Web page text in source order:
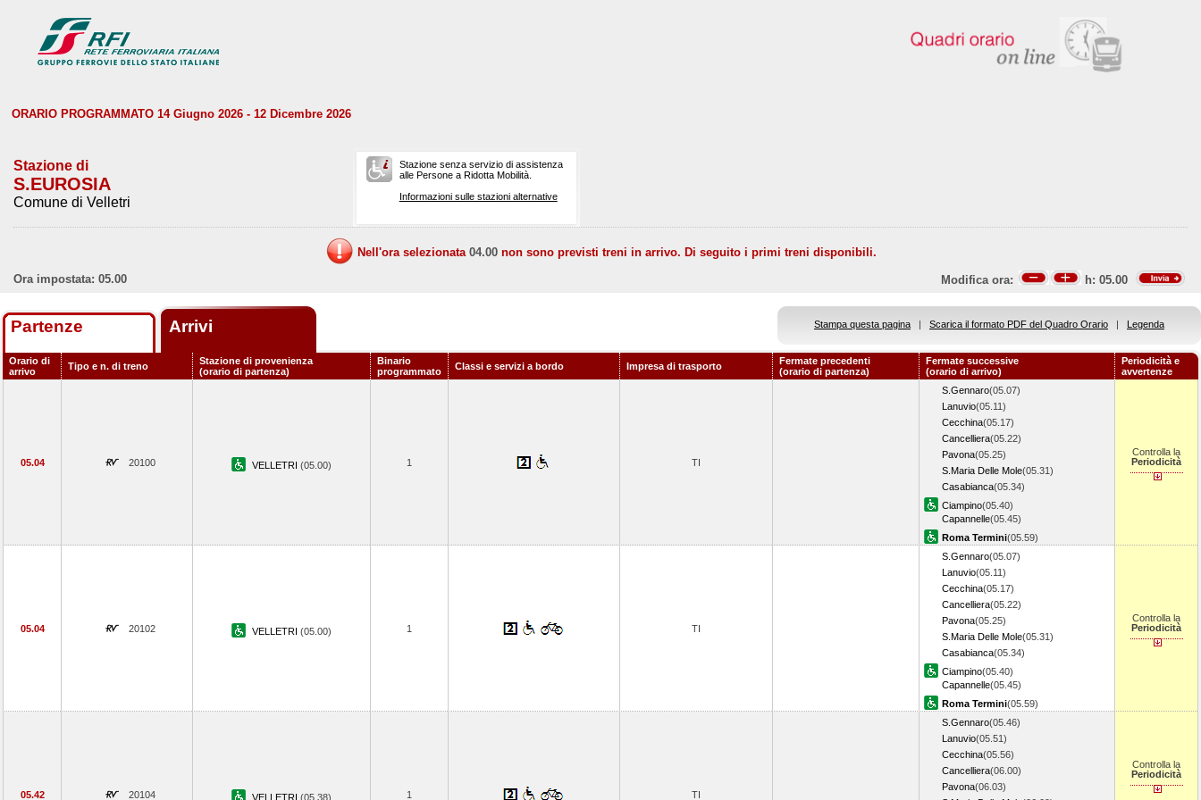
ORARIO PROGRAMMATO 14 Giugno 2026 - 12 Dicembre 2026
Stazione di
S.EUROSIA
Comune di Velletri
Stazione senza servizio di assistenza
alle Persone a Ridotta Mobilità.
Informazioni sulle stazioni alternative
Nell'ora selezionata 04.00 non sono previsti treni in arrivo. Di seguito i primi treni disponibili.
Ora impostata: 05.00
Modifica ora: h: 05.00
Partenze Arrivi Stampa questa pagina | Scarica il formato PDF del Quadro Orario | Legenda
Orario di
arrivo
Tipo e n. di treno
Stazione di provenienza
(orario di partenza)
Binario
programmato
Classi e servizi a bordo Impresa di trasporto
Fermate precedenti
(orario di partenza)
Fermate successive
(orario di arrivo)
Periodicità e
avvertenze
05.04 20100 VELLETRI (05.00) 1 TI
S.Gennaro(05.07)
Lanuvio(05.11)
Cecchina(05.17)
Cancelliera(05.22)
Pavona(05.25)
S.Maria Delle Mole(05.31)
Casabianca(05.34)
Ciampino(05.40)
Capannelle(05.45)
Roma Termini(05.59)
Controlla la
Periodicità
05.04 20102 VELLETRI (05.00) 1 TI
S.Gennaro(05.07)
Lanuvio(05.11)
Cecchina(05.17)
Cancelliera(05.22)
Pavona(05.25)
S.Maria Delle Mole(05.31)
Casabianca(05.34)
Ciampino(05.40)
Capannelle(05.45)
Roma Termini(05.59)
Controlla la
Periodicità
05.42 20104 VELLETRI (05.38) 1 TI
S.Gennaro(05.46)
Lanuvio(05.51)
Cecchina(05.56)
Cancelliera(06.00)
Pavona(06.03)
Controlla la
Periodicità